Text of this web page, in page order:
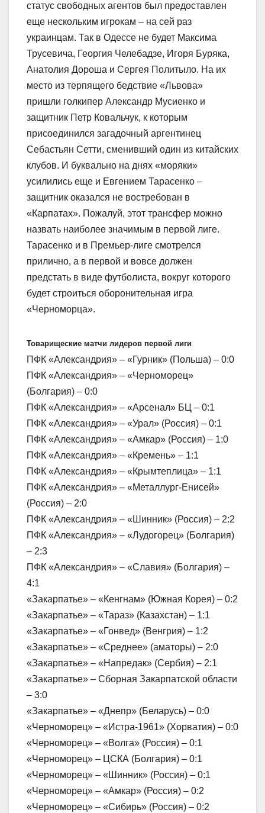
статус свободных агентов был предоставлен
еще нескольким игрокам – на сей раз
украинцам. Так в Одессе не будет Максима
Трусевича, Георгия Челебадзе, Игоря Буряка,
Анатолия Дороша и Сергея Политыло. На их
место из терпящего бедствие «Львова»
пришли голкипер Александр Мусиенко и
защитник Петр Ковальчук, к которым
присоединился загадочный аргентинец
Себастьян Сетти, сменивший один из китайских
клубов. И буквально на днях «моряки»
усилились еще и Евгением Тарасенко –
защитник оказался не востребован в
«Карпатах». Пожалуй, этот трансфер можно
назвать наиболее значимым в первой лиге.
Тарасенко и в Премьер-лиге смотрелся
прилично, а в первой и вовсе должен
предстать в виде футболиста, вокруг которого
будет строиться оборонительная игра
«Черноморца».
Товарищеские матчи лидеров первой лиги
ПФК «Александрия» – «Гурник» (Польша) – 0:0
ПФК «Александрия» – «Черноморец»
(Болгария) – 0:0
ПФК «Александрия» – «Арсенал» БЦ – 0:1
ПФК «Александрия» – «Урал» (Россия) – 0:1
ПФК «Александрия» – «Амкар» (Россия) – 1:0
ПФК «Александрия» – «Кремень» – 1:1
ПФК «Александрия» – «Крымтеплица» – 1:1
ПФК «Александрия» – «Металлург-Енисей»
(Россия) – 2:0
ПФК «Александрия» – «Шинник» (Россия) – 2:2
ПФК «Александрия» – «Лудогорец» (Болгария)
– 2:3
ПФК «Александрия» – «Славия» (Болгария) –
4:1
«Закарпатье» – «Кенгнам» (Южная Корея) – 0:2
«Закарпатье» – «Тараз» (Казахстан) – 1:1
«Закарпатье» – «Гонвед» (Венгрия) – 1:2
«Закарпатье» – «Среднее» (аматоры) – 2:0
«Закарпатье» – «Напредак» (Сербия) – 2:1
«Закарпатье» – Сборная Закарпатской области
– 3:0
«Закарпатье» – «Днепр» (Беларусь) – 0:0
«Черноморец» – «Истра-1961» (Хорватия) – 0:0
«Черноморец» – «Волга» (Россия) – 0:1
«Черноморец» – ЦСКА (Болгария) – 0:1
«Черноморец» – «Шинник» (Россия) – 0:1
«Черноморец» – «Амкар» (Россия) – 0:2
«Черноморец» – «Сибирь» (Россия) – 0:2